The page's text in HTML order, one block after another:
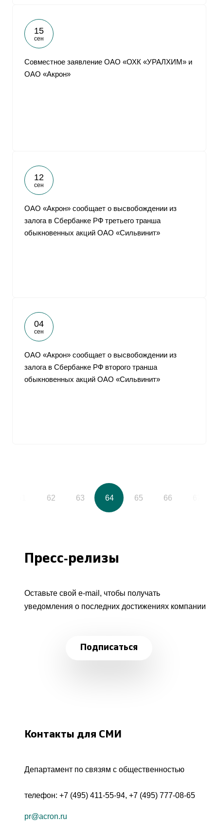
15
сен
Совместное заявление ОАО «ОХК «УРАЛХИМ» и
ОАО «Акрон»
12
сен
ОАО «Акрон» сообщает о высвобождении из
залога в Сбербанке РФ третьего транша
обыкновенных акций ОАО «Сильвинит»
04
сен
ОАО «Акрон» сообщает о высвобождении из
залога в Сбербанке РФ второго транша
обыкновенных акций ОАО «Сильвинит»
62 63 64 65 66
Пресс-релизы
Оставьте свой e-mail, чтобы получать
уведомления о последних достижениях компании
Подписаться
Контакты для СМИ
Департамент по связям с общественностью
телефон: +7 (495) 411-55-94, +7 (495) 777-08-65
pr@acron.ru